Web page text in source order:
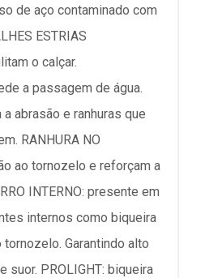
de aço contaminado com
ESTRIAS
o calçar.
a passagem de água.
abrasão e ranhuras que
RANHURA NO
ao tornozelo e reforçam a
INTERNO: presente em
internos como biqueira
tornozelo. Garantindo alto
suor. PROLIGHT: biqueira